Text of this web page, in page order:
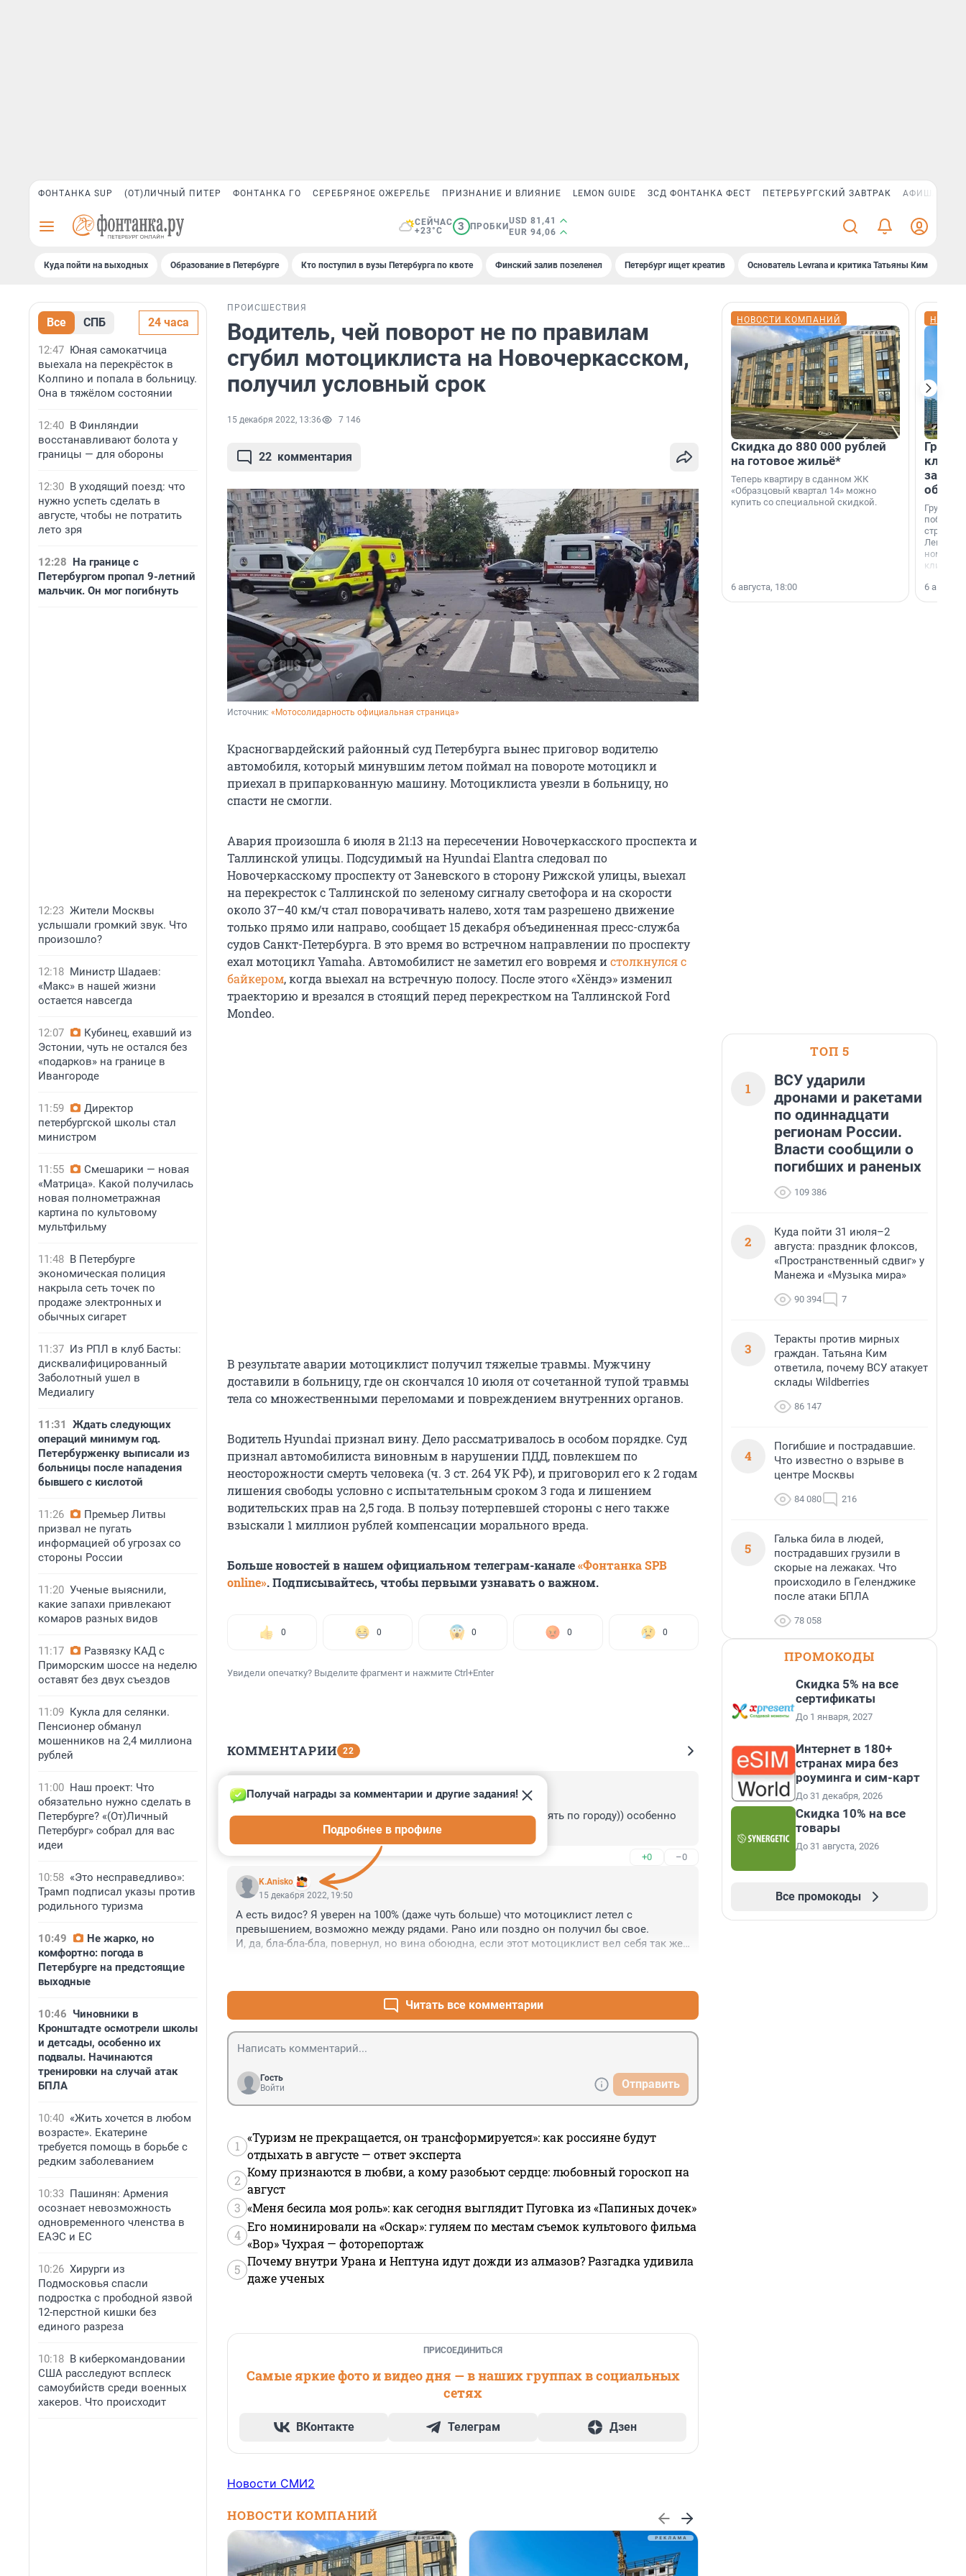
ФОНТАНКА SUP (ОТ)ЛИЧНЫЙ ПИТЕР ФОНТАНКА ГО СЕРЕБРЯНОЕ ОЖЕРЕЛЬЕ ПРИЗНАНИЕ И ВЛИЯНИЕ LEMON GUIDE ЗСД ФОНТАНКА ФЕСТ ПЕТЕРБУРГСКИЙ ЗАВТРАК АФИША PLUS
СЕЙЧАС
+23°C
3 ПРОБКИ
USD 81,41
EUR 94,06
Куда пойти на выходных Образование в Петербурге Кто поступил в вузы Петербурга по квоте Финский залив позеленел Петербург ищет креатив Основатель Levrana и критика Татьяны Ким
Все СПБ 24 часа
12:47 Юная самокатчица
выехала на перекрёсток в
Колпино и попала в больницу.
Она в тяжёлом состоянии
12:40 В Финляндии
восстанавливают болота у
границы — для обороны
12:30 В уходящий поезд: что
нужно успеть сделать в
августе, чтобы не потратить
лето зря
12:28 На границе с
Петербургом пропал 9-летний
мальчик. Он мог погибнуть
12:23 Жители Москвы
услышали громкий звук. Что
произошло?
12:18 Министр Шадаев:
«Макс» в нашей жизни
остается навсегда
12:07
Кубинец, ехавший из
Эстонии, чуть не остался без
«подарков» на границе в
Ивангороде
11:59
Директор
петербургской школы стал
министром
11:55
Смешарики — новая
«Матрица». Какой получилась
новая полнометражная
картина по культовому
мультфильму
11:48 В Петербурге
экономическая полиция
накрыла сеть точек по
продаже электронных и
обычных сигарет
11:37 Из РПЛ в клуб Басты:
дисквалифицированный
Заболотный ушел в
Медиалигу
11:31
Ждать следующих
операций минимум год.
Петербурженку выписали из
больницы после нападения
бывшего с кислотой
11:26
Премьер Литвы
призвал не пугать
информацией об угрозах со
стороны России
11:20 Ученые выяснили,
какие запахи привлекают
комаров разных видов
11:17
Развязку КАД с
Приморским шоссе на неделю
оставят без двух съездов
11:09 Кукла для селянки.
Пенсионер обманул
мошенников на 2,4 миллиона
рублей
11:00 Наш проект: Что
обязательно нужно сделать в
Петербурге? «(От)Личный
Петербург» собрал для вас
идеи
10:58 «Это несправедливо»:
Трамп подписал указы против
родильного туризма
10:49
Не жарко, но
комфортно: погода в
Петербурге на предстоящие
выходные
10:46 Чиновники в
Кронштадте осмотрели школы
и детсады, особенно их
подвалы. Начинаются
тренировки на случай атак
БПЛА
10:40 «Жить хочется в любом
возрасте». Екатерине
требуется помощь в борьбе с
редким заболеванием
10:33 Пашинян: Армения
осознает невозможность
одновременного членства в
ЕАЭС и ЕС
10:26 Хирурги из
Подмосковья спасли
подростка с прободной язвой
12-перстной кишки без
единого разреза
10:18 В киберкомандовании
США расследуют всплеск
самоубийств среди военных
хакеров. Что происходит
ПРОИСШЕСТВИЯ
Водитель, чей поворот не по правилам
сгубил мотоциклиста на Новочеркасском,
получил условный срок
15 декабря 2022, 13:36 7 146
22 комментария
Источник: «Мотосолидарность официальная страница»
Красногвардейский районный суд Петербурга вынес приговор водителю
автомобиля, который минувшим летом поймал на повороте мотоцикл и
приехал в припаркованную машину. Мотоциклиста увезли в больницу, но
спасти не смогли.
Авария произошла 6 июля в 21:13 на пересечении Новочеркасского проспекта и
Таллинской улицы. Подсудимый на Hyundai Elantra следовал по
Новочеркасскому проспекту от Заневского в сторону Рижской улицы, выехал
на перекресток с Таллинской по зеленому сигналу светофора и на скорости
около 37–40 км/ч стал поворачивать налево, хотя там разрешено движение
только прямо или направо, сообщает 15 декабря объединенная пресс-служба
судов Санкт-Петербурга. В это время во встречном направлении по проспекту
ехал мотоцикл Yamaha. Автомобилист не заметил его вовремя истолкнулся с
байкером, когда выехал на встречную полосу. После этого «Хёндэ» изменил
траекторию и врезался в стоящий перед перекрестком на Таллинской Ford
Mondeo.
В результате аварии мотоциклист получил тяжелые травмы. Мужчину
доставили в больницу, где он скончался 10 июля от сочетанной тупой травмы
тела со множественными переломами и повреждением внутренних органов.
Водитель Hyundai признал вину. Дело рассматривалось в особом порядке. Суд
признал автомобилиста виновным в нарушении ПДД, повлекшем по
неосторожности смерть человека (ч. 3 ст. 264 УК РФ), и приговорил его к 2 годам
лишения свободы условно с испытательным сроком 3 года и лишением
водительских прав на 2,5 года. В пользу потерпевшей стороны с него также
взыскали 1 миллион рублей компенсации морального вреда.
Больше новостей в нашем официальном телеграм-канале«Фонтанка SPB
online». Подписывайтесь, чтобы первыми узнавать о важном.
0 0 0 0 0
Увидели опечатку? Выделите фрагмент и нажмите Ctrl+Enter
КОММЕНТАРИИ 22
22 мая 2023, 01:11
когда же до мотоциклистов дойдет, что не надо больше гонять по городу)) особенно
вечером и ночью, когда люди отдыхают уже
+0 –0
K.Anisko
Получай награды за комментарии и другие задания!
Подробнее в профиле
15 декабря 2022, 19:50
А есть видос? Я уверен на 100% (даже чуть больше) что мотоциклист летел с
превышением, возможно между рядами. Рано или поздно он получил бы свое.
И, да, бла-бла-бла, повернул, но вина обоюдна, если этот мотоциклист вел себя так же,
Читать все комментарии
Гость
Войти
Отправить
1
«Туризм не прекращается, он трансформируется»: как россияне будут
отдыхать в августе — ответ эксперта
2
Кому признаются в любви, а кому разобьют сердце: любовный гороскоп на
август
3 «Меня бесила моя роль»: как сегодня выглядит Пуговка из «Папиных дочек»
4
Его номинировали на «Оскар»: гуляем по местам съемок культового фильма
«Вор» Чухрая — фоторепортаж
5
Почему внутри Урана и Нептуна идут дожди из алмазов? Разгадка удивила
даже ученых
ПРИСОЕДИНИТЬСЯ
Самые яркие фото и видео дня — в наших группах в социальных
сетях
ВКонтакте Телеграм Дзен
Новости СМИ2
НОВОСТИ КОМПАНИЙ
НОВОСТИ КОМПАНИЙ
Скидка до 880 000 рублей
на готовое жильё*
Теперь квартиру в сданном ЖК
«Образцовый квартал 14» можно
купить со специальной скидкой.
6 августа, 18:00
Группа
области».
6
ТОП 5
1
ВСУ ударили
дронами и ракетами
по одиннадцати
регионам России.
Власти сообщили о
погибших и раненых
109 386
2
Куда пойти 31 июля–2
августа: праздник флоксов,
«Пространственный сдвиг» у
Манежа и «Музыка мира»
90 394 7
3
Теракты против мирных
граждан. Татьяна Ким
ответила, почему ВСУ атакует
склады Wildberries
86 147
4
Погибшие и пострадавшие.
Что известно о взрыве в
центре Москвы
84 080 216
5
Галька била в людей,
пострадавших грузили в
скорые на лежаках. Что
происходило в Геленджике
после атаки БПЛА
78 058
ПРОМОКОДЫ
Скидка 5% на все
сертификаты
До 1 января, 2027
Интернет в 180+
странах мира без
роуминга и сим-карт
До 31 декабря, 2026
Скидка 10% на все
товары
До 31 августа, 2026
Все промокоды